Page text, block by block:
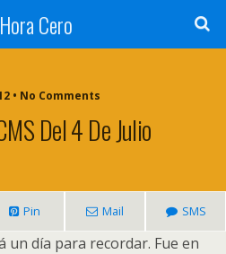
Cero
• No Comments
Del 4 De Julio
Pin Mail SMS
un día para recordar. Fue en